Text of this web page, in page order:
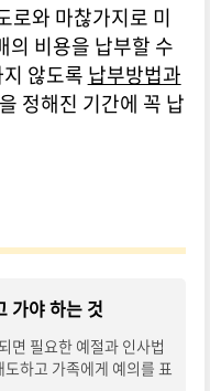
로와 마찮가지로 미
의 비용을 납부할 수
않도록 납부방법과
정해진 기간에 꼭 납
가야 하는 것
면 필요한 예절과 인사법
하고 가족에게 예의를 표